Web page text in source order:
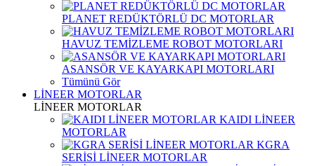
PLANET REDÜKTÖRLÜ DC MOTORLAR
HAVUZ TEMİZLEME ROBOT MOTORLARI
ASANSÖR VE KAYARKAPI MOTORLARI
Tümünü Gör
LİNEER MOTORLAR
LİNEER MOTORLAR
KAIDI LİNEER
MOTORLAR
KGRA
SERİSİ LİNEER MOTORLAR